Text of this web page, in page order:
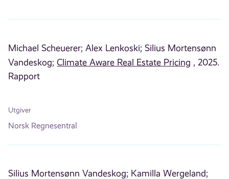
Michael Scheuerer; Alex Lenkoski; Silius Mortensønn
Vandeskog; Climate Aware Real Estate Pricing , 2025.
Rapport
Utgiver
Norsk Regnesentral
Silius Mortensønn Vandeskog; Kamilla Wergeland;